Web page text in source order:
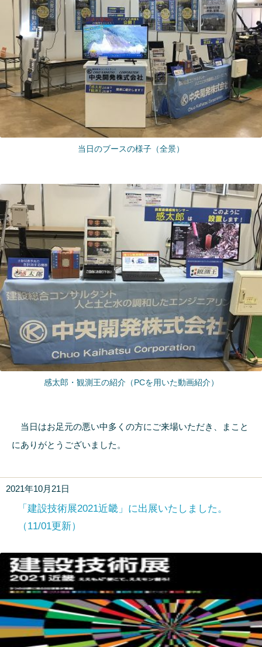
当日のブースの様子（全景）
感太郎・観測王の紹介（PCを用いた動画紹介）
当日はお足元の悪い中多くの方にご来場いただき、まこと
にありがとうございました。
2021年10月21日
「建設技術展2021近畿」に出展いたしました。
（11/01更新）